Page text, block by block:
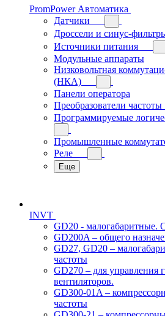
PromPower Автоматика
Датчики
Дроссели и синус-
Источники питания
Модульные аппараты
Низковольтная
(НКА)
Панели оператора
Преобразователи частоты
Программируемые
Промышленные
Реле
Еще
INVT
GD20 - малогабаритные.
GD200A – общего
GD27, GD20 –
частоты
GD270 – для управления
вентиляторов.
GD300-01A –
частоты